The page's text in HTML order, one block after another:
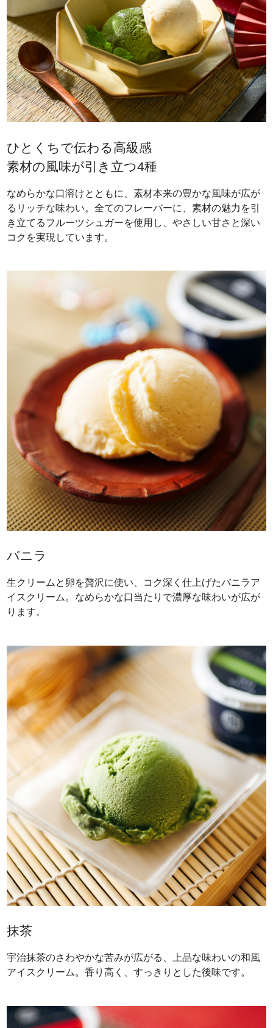
ひとくちで伝わる高級感
素材の風味が引き立つ4種
なめらかな口溶けとともに、素材本来の豊かな風味が広が
るリッチな味わい。全てのフレーバーに、素材の魅力を引
き立てるフルーツシュガーを使用し、やさしい甘さと深い
コクを実現しています。
バニラ
生クリームと卵を贅沢に使い、コク深く仕上げたバニラア
イスクリーム。なめらかな口当たりで濃厚な味わいが広が
ります。
抹茶
宇治抹茶のさわやかな苦みが広がる、上品な味わいの和風
アイスクリーム。香り高く、すっきりとした後味です。